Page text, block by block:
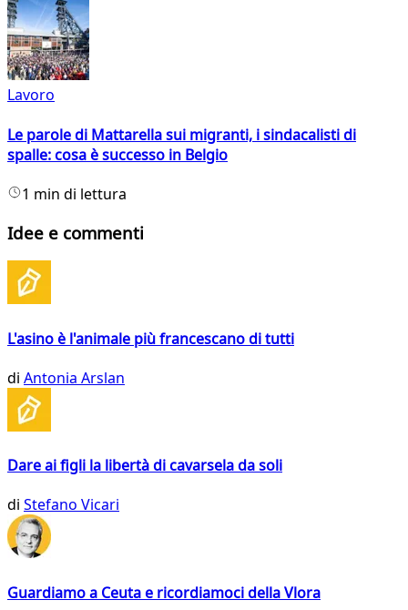
Lavoro
Le parole di Mattarella sui migranti, i sindacalisti di
spalle: cosa è successo in Belgio
1 min di lettura
Idee e commenti
L'asino è l'animale più francescano di tutti
di Antonia Arslan
Dare ai figli la libertà di cavarsela da soli
di Stefano Vicari
Guardiamo a Ceuta e ricordiamoci della Vlora